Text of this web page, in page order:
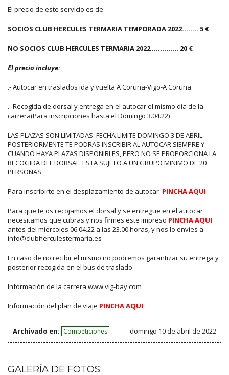
El precio de este servicio es de:
SOCIOS CLUB HERCULES TERMARIA TEMPORADA 2022........ 5 €
NO SOCIOS CLUB HERCULES TERMARIA 2022 ............. 20 €
El precio incluye:
.- Autocar en traslados ida y vuelta A Coruña-Vigo-A Coruña
.- Recogida de dorsal y entrega en el autocar el mismo día de la
carrera(Para inscripciones hasta el Domingo 3.04.22)
LAS PLAZAS SON LIMITADAS. FECHA LIMITE DOMINGO 3 DE ABRIL.
POSTERIORMENTE TE PODRAS INSCRIBIR AL AUTOCAR SIEMPRE Y
CUANDO HAYA PLAZAS DISPONIBLES, PERO NO SE PROPORCIONA LA
RECOGIDA DEL DORSAL. ESTA SUJETO A UN GRUPO MINIMO DE 20
PERSONAS.
Para inscribirte en el desplazamiento de autocar PINCHA AQUI
Para que te os recojamos el dorsal y se entregue en el autocar
necesitamos que cubras y nos firmes este impreso PINCHA AQUI
antes del miercoles 06.04.22 a las 23.00 horas, y nos lo envies a
info@clubherculestermaria.es
En caso de no recibir el mismo no podremos garantizar su entrega y
posterior recogida en el bus de traslado.
Información de la carrera www.vig-bay.com
Información del plan de viaje PINCHA AQUI
Archivado en: Competiciones domingo 10 de abril de 2022
GALERÍA DE FOTOS: